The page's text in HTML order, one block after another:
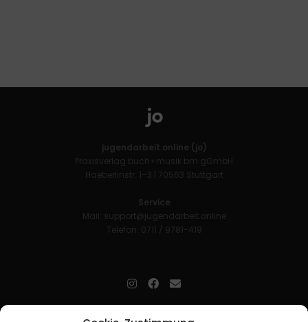
jugendarbeit.online (jo)
Praxisverlag buch+musik bm gGmbH
Haeberlinstr. 1–3 | 70563 Stuttgart
Service
Mail: support@jugendarbeit.online
Telefon: 0711 / 9781-419